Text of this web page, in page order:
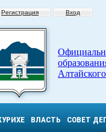
Регистрация Вход
ВЛАСТЬ СОВЕТ